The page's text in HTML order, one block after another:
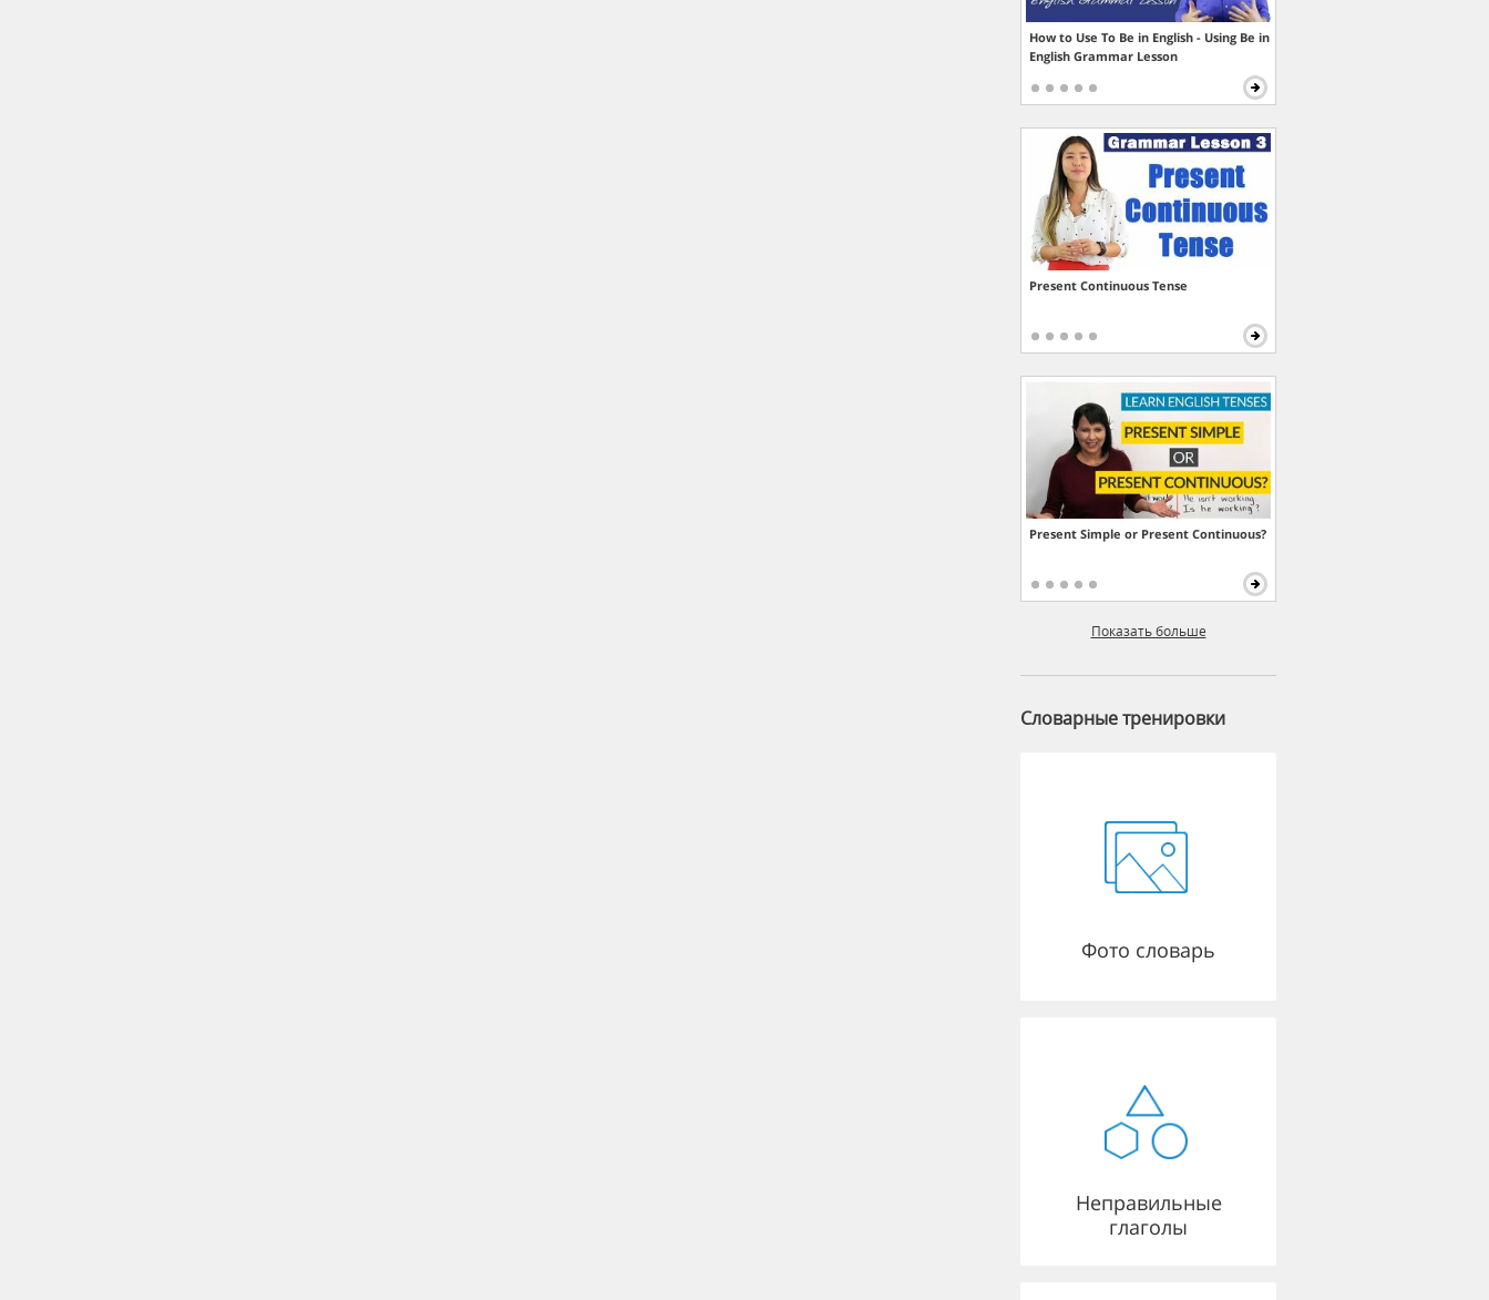
How to Use To Be in English - Using Be in
English Grammar Lesson
Present Continuous Tense
Present Simple or Present Continuous?
Показать больше
Словарные тренировки
Фото словарь
Неправильные
глаголы